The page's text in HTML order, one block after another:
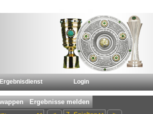
Ergebnisdienst Login